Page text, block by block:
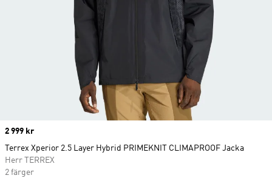
Price
2 999 kr
Terrex Xperior 2.5 Layer Hybrid PRIMEKNIT CLIMAPROOF Jacka
Herr TERREX
2 färger